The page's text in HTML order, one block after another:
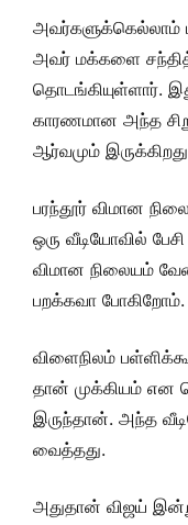
அவர்களுக்கெல்லாம்
அவர் மக்களை
தொடங்கியுள்ளார்.
காரணமான அந்த
ஆர்வமும்
பரந்தூர் விமான
ஒரு வீடியோவில்
விமான நிலையம்
பறக்கவா போகிறோம்.
விளைநிலம்
தான் முக்கியம் என
இருந்தான். அந்த
வைத்தது.
அதுதான் விஜய்